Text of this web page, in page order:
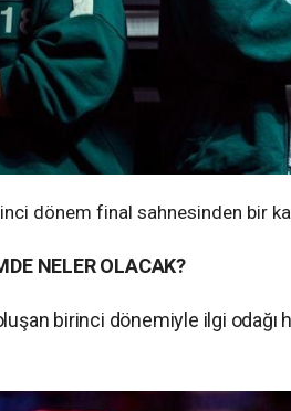
dönem final sahnesinden bir
NELER OLACAK?
birinci dönemiyle ilgi odağı